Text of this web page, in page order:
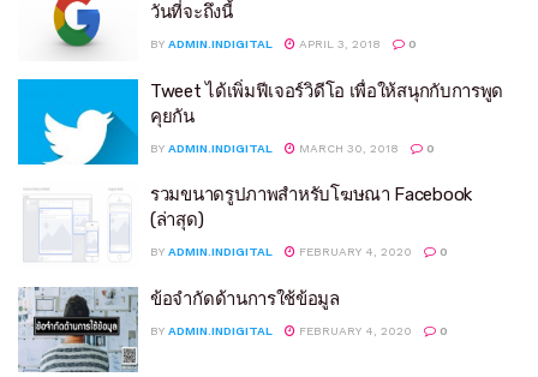
วันที่จะถึงนี้
BY ADMIN.INDIGITAL APRIL 3, 2018 0
Tweet ได้เพิ่มฟีเจอร์วิดีโอ เพื่อให้สนุกกับการพูด
คุยกัน
BY ADMIN.INDIGITAL MARCH 30, 2018 0
รวมขนาดรูปภาพสำหรับโฆษณา Facebook
(ล่าสุด)
BY ADMIN.INDIGITAL FEBRUARY 4, 2020 0
ข้อจำกัดด้านการใช้ข้อมูล
BY ADMIN.INDIGITAL FEBRUARY 4, 2020 0